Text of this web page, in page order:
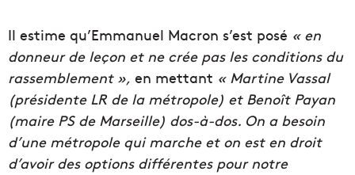
Il estime qu’Emmanuel Macron s’est posé « en
donneur de leçon et ne crée pas les conditions du
rassemblement », en mettant « Martine Vassal
(présidente LR de la métropole) et Benoît Payan
(maire PS de Marseille) dos-à-dos. On a besoin
d’une métropole qui marche et on est en droit
d’avoir des options différentes pour notre